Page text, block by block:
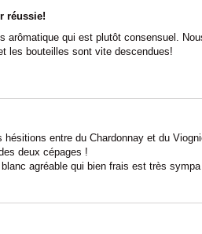
réussie!
arômatique qui est plutôt consensuel.
les bouteilles sont vite descendues!
hésitions entre du Chardonnay et du
deux cépages !
agréable qui bien frais est très sympa